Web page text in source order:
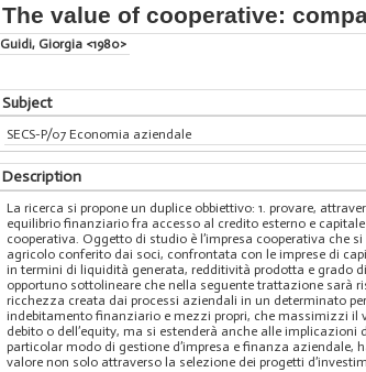
The value of cooperative:
Guidi, Giorgia <1980>
Subject
SECS-P/07 Economia aziendale
Description
La ricerca si propone un duplice obbiettivo: 1. provare,
equilibrio finanziario fra accesso al credito esterno e
cooperativa. Oggetto di studio è l’impresa cooperativa
agricolo conferito dai soci, confrontata con le imprese di
in termini di liquidità generata, redditività prodotta e grado
opportuno sottolineare che nella seguente trattazione sarà
ricchezza creata dai processi aziendali in un determinato
indebitamento finanziario e mezzi propri, che massimizzi il
debito o dell’equity, ma si estenderà anche alle
particolar modo di gestione d’impresa e finanza aziendale,
valore non solo attraverso la selezione dei progetti